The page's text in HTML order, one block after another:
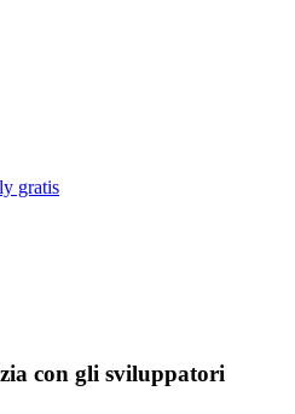
gratis
con gli sviluppatori